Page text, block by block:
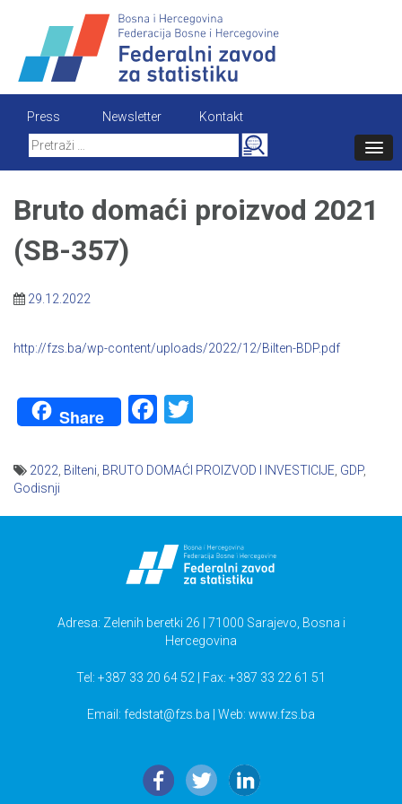
content
Press Newsletter
Kontakt
Search
for:
Bruto domaći proizvod 2021
(SB-357)
29.12.2022
http://fzs.ba/wp-content/uploads/2022/12/Bilten-BDP.pdf
Share Facebook
2022 Bilteni BRUTO DOMAĆI PROIZVOD I INVESTICIJE GDP,
Godisnji
Adresa: Zelenih beretki 26 | 71000 Sarajevo, Bosna i
Hercegovina
Tel: +387 33 20 64 52 | Fax: +387 33 22 61 51
Email: fedstat@fzs.ba | Web: www.fzs.ba